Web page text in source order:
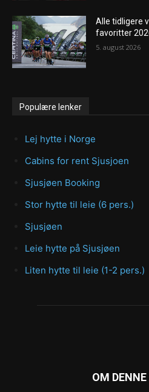
Alle tidligere
favoritter
5. august 2026
Populære lenker
Lej hytte i Norge
Cabins for rent Sjusjoen
Sjusjøen Booking
Stor hytte til leie (6 pers.)
Sjusjøen
Leie hytte på Sjusjøen
Liten hytte til leie (1-2 pers.)
OM DENNE